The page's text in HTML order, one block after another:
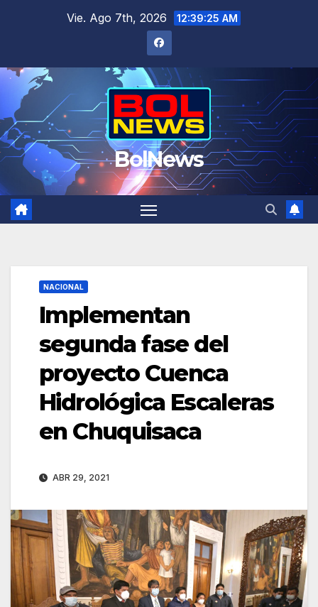
Vie. Ago 7th, 2026 12:39:25 AM
BolNews
NACIONAL
Implementan
segunda fase del
proyecto Cuenca
Hidrológica Escaleras
en Chuquisaca
ABR 29, 2021